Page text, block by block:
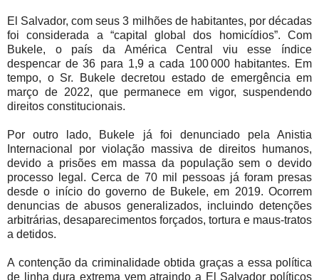
El Salvador, com seus 3 milhões de habitantes, por décadas
foi considerada a “capital global dos homicídios”. Com
Bukele, o país da América Central viu esse índice
despencar de 36 para 1,9 a cada 100 000 habitantes. Em
tempo, o Sr. Bukele decretou estado de emergência em
março de 2022, que permanece em vigor, suspendendo
direitos constitucionais.
Por outro lado, Bukele já foi denunciado pela Anistia
Internacional por violação massiva de direitos humanos,
devido a prisões em massa da população sem o devido
processo legal. Cerca de 70 mil pessoas já foram presas
desde o início do governo de Bukele, em 2019. Ocorrem
denuncias de abusos generalizados, incluindo detenções
arbitrárias, desaparecimentos forçados, tortura e maus-tratos
a detidos.
A contenção da criminalidade obtida graças a essa política
de linha ­dura extrema vem atraindo a El Salvador políticos